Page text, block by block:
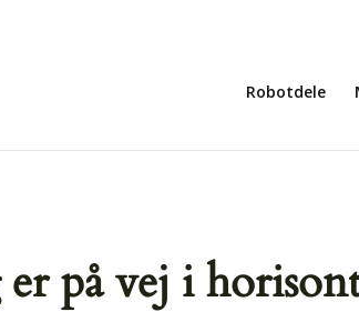
Robotdele
på vej i